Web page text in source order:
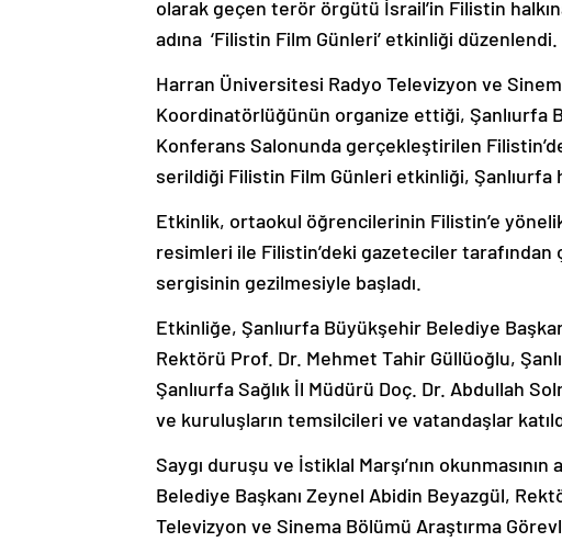
olarak geçen terör örgütü İsrail’in Filistin
adına ‘Filistin Film Günleri’ etkinliği düzenlendi.
Harran Üniversitesi Radyo Televizyon ve
Koordinatörlüğünün organize ettiği, Şanlıurfa
Konferans Salonunda gerçekleştirilen
serildiği Filistin Film Günleri etkinliği, Şanlıurfa
Etkinlik, ortaokul öğrencilerinin Filistin’e
resimleri ile Filistin’deki gazeteciler
sergisinin gezilmesiyle başladı.
Etkinliğe, Şanlıurfa Büyükşehir Belediye
Rektörü Prof. Dr. Mehmet Tahir Güllüoğlu,
Şanlıurfa Sağlık İl Müdürü Doç. Dr. Abdullah
ve kuruluşların temsilcileri ve vatandaşlar
Saygı duruşu ve İstiklal Marşı’nın
Belediye Başkanı Zeynel Abidin Beyazgül,
Televizyon ve Sinema Bölümü Araştırma